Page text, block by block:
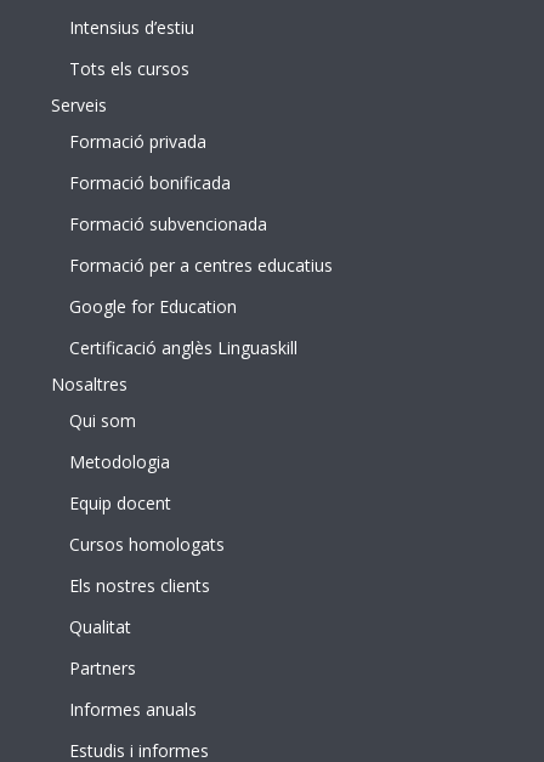
Intensius d’estiu
Tots els cursos
Serveis
Formació privada
Formació bonificada
Formació subvencionada
Formació per a centres educatius
Google for Education
Certificació anglès Linguaskill
Nosaltres
Qui som
Metodologia
Equip docent
Cursos homologats
Els nostres clients
Qualitat
Partners
Informes anuals
Estudis i informes